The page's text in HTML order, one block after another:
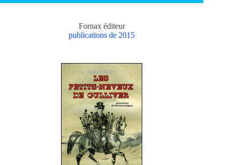
Fornax éditeur
publications de 2015